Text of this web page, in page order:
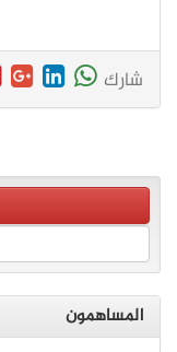
شارك
المساهمون